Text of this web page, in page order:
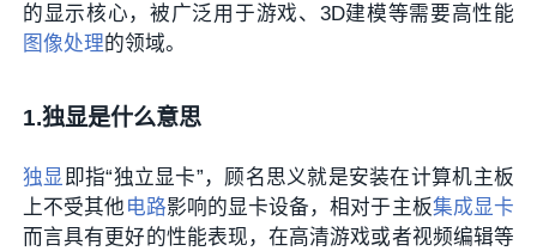
的显示核心，被广泛用于游戏、3D建模等需要高性能
图像处理的领域。
1.独显是什么意思
独显即指“独立显卡”，顾名思义就是安装在计算机主板
上不受其他 电路影响的显卡设备，相对于主板集成显卡
而言具有更好的性能表现，在高清游戏或者视频编辑等